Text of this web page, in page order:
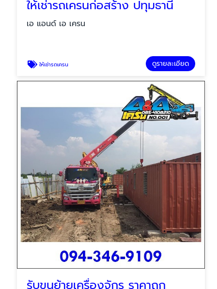
ให้เช่ารถเครนก่อสร้าง ปทุมธานี
เอ แอนด์ เอ เครน
ให้เช่ารถเครน ดูรายละเอียด
รับขนย้ายเครื่องจักร ราคาถูก